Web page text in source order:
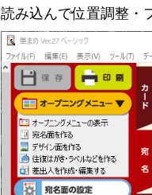
読み込んで位置調整・